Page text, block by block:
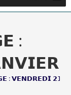
:
: 𝗩𝗘𝗡𝗗𝗥𝗘𝗗𝗜 𝟮𝟭